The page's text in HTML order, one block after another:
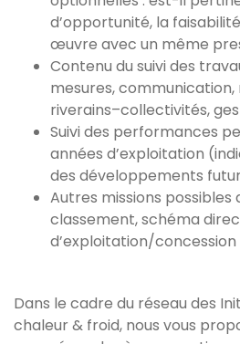
d’opportunité, la
œuvre avec un même
Contenu du suivi des
mesures,
riverains–collectivités,
Suivi des performances
années d’exploitation
des développements
Autres missions possibles
classement, schéma
d’exploitation/concession
Dans le cadre du réseau des
chaleur & froid, nous vous